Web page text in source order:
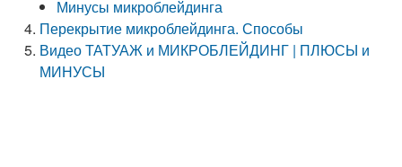
Минусы микроблейдинга
Перекрытие микроблейдинга. Способы
Видео ТАТУАЖ и МИКРОБЛЕЙДИНГ | ПЛЮСЫ и
МИНУСЫ